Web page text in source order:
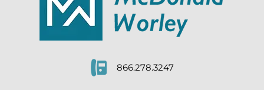
866.278.3247